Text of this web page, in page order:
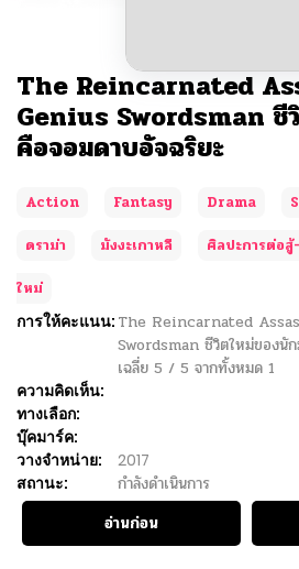
The Reincarnated
Genius Swordsman ชี
คือจอมดาบอัจฉริยะ
Action Fantasy Drama
ดราม่า
มังงะเกาหลี ศิลปะการต่อ
ใหม่
การให้คะแนน: The Reincarnated
Swordsman ชีวิตใหม่ของนั
เฉลี่ย 5 / 5 จากทั้งหมด 1
ความคิดเห็น:
ทางเลือก:
บุ๊คมาร์ค:
วางจำหน่าย:
2017
สถานะ:
กำลังดำเนินการ
อ่านก่อน